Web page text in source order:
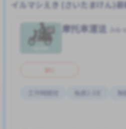
イルマシえき (さいたまけん)最
摩托車運送
兼职
工作時間短 每週2-3天 無